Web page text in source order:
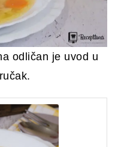
odličan je uvod u